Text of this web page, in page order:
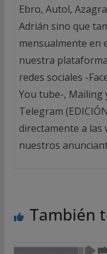
Ebro, Autol,
Adrián sino que
mensualmente en
nuestra
redes sociales -
You tube-, Mailing
Telegram
directamente a las
nuestros
También